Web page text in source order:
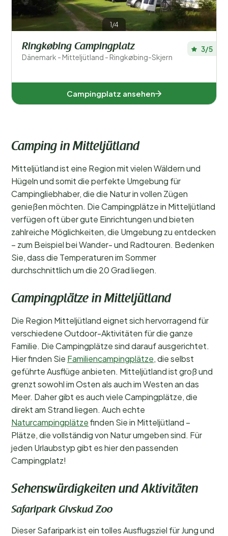
1/4
Ringkøbing Campingplatz
Dänemark - Mitteljütland - Ringkøbing-Skjern
3/5
Campingplatz ansehen
Camping in Mitteljütland
Mitteljütland ist eine Region mit vielen Wäldern und
Hügeln und somit die perfekte Umgebung für
Campingliebhaber, die die Natur in vollen Zügen
genießen möchten. Die Campingplätze in Mitteljütland
verfügen oft über gute Einrichtungen und bieten
zahlreiche Möglichkeiten, die Umgebung zu entdecken
– zum Beispiel bei Wander- und Radtouren. Bedenken
Sie, dass die Temperaturen im Sommer
durchschnittlich um die 20 Grad liegen.
Campingplätze in Mitteljütland
Die Region Mitteljütland eignet sich hervorragend für
verschiedene Outdoor-Aktivitäten für die ganze
Familie. Die Campingplätze sind darauf ausgerichtet.
Hier finden Sie Familiencampingplätze, die selbst
geführte Ausflüge anbieten. Mitteljütland ist groß und
grenzt sowohl im Osten als auch im Westen an das
Meer. Daher gibt es auch viele Campingplätze, die
direkt am Strand liegen. Auch echte
Naturcampingplätzefinden Sie in Mitteljütland –
Plätze, die vollständig von Natur umgeben sind. Für
jeden Urlaubstyp gibt es hier den passenden
Campingplatz!
Sehenswürdigkeiten und Aktivitäten
Safaripark Givskud Zoo
Dieser Safaripark ist ein tolles Ausflugsziel für Jung und